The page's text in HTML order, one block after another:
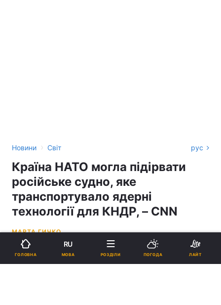
Новини › Світ рус
Країна НАТО могла підірвати
російське судно, яке
транспортувало ядерні
технології для КНДР, – CNN
МАРТА ГИЧКО
11:47, 12.05.26
ГОЛОВНА
RU
МОВА РОЗДІЛИ ПОГОДА ЛАЙТ